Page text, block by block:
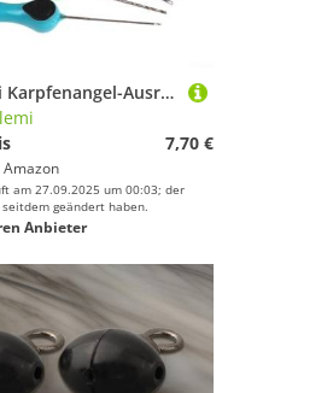
Bebykilemi Karpfenangel-Ausrüstung, Boilie-Ködernadel-Set, 5-teilig, Hartstahl, Bohrködernadel-Set für Pellets, Fleisch, Käse, Boilies, Angeln, Stringer-Werkzeuge
7,70 €
Amazon
am 27.09.2025 um 00:03; der
geändert haben.
Anbieter